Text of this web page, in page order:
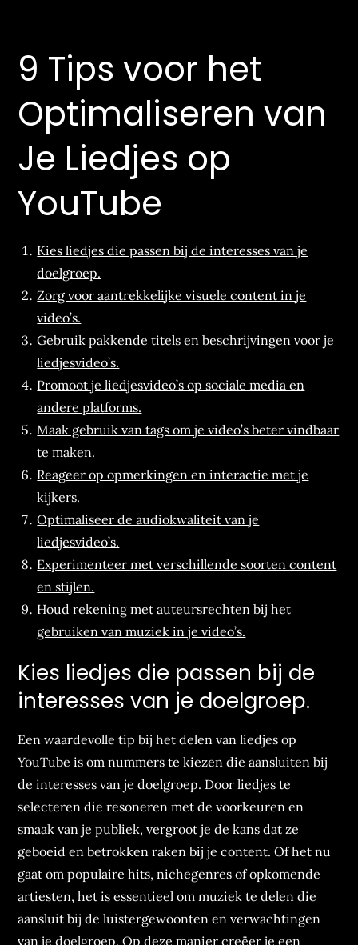
9 Tips voor het
Optimaliseren van
Je Liedjes op
YouTube
Kies liedjes die passen bij de interesses van je
doelgroep.
Zorg voor aantrekkelijke visuele content in je
video’s.
Gebruik pakkende titels en beschrijvingen voor je
liedjesvideo’s.
Promoot je liedjesvideo’s op sociale media en
andere platforms.
Maak gebruik van tags om je video’s beter vindbaar
te maken.
Reageer op opmerkingen en interactie met je
kijkers.
Optimaliseer de audiokwaliteit van je
liedjesvideo’s.
Experimenteer met verschillende soorten content
en stijlen.
Houd rekening met auteursrechten bij het
gebruiken van muziek in je video’s.
Kies liedjes die passen bij de
interesses van je doelgroep.
Een waardevolle tip bij het delen van liedjes op
YouTube is om nummers te kiezen die aansluiten bij
de interesses van je doelgroep. Door liedjes te
selecteren die resoneren met de voorkeuren en
smaak van je publiek, vergroot je de kans dat ze
geboeid en betrokken raken bij je content. Of het nu
gaat om populaire hits, nichegenres of opkomende
artiesten, het is essentieel om muziek te delen die
aansluit bij de luistergewoonten en verwachtingen
van je doelgroep. Op deze manier creëer je een